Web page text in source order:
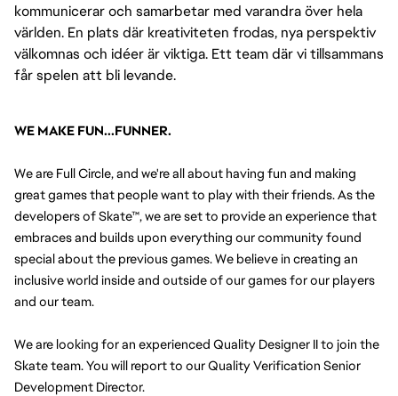
kommunicerar och samarbetar med varandra över hela
världen. En plats där kreativiteten frodas, nya perspektiv
välkomnas och idéer är viktiga. Ett team där vi tillsammans
får spelen att bli levande.
WE MAKE FUN...FUNNER.
We are Full Circle, and we're all about having fun and making
great games that people want to play with their friends. As the
developers of Skate™, we are set to provide an experience that
embraces and builds upon everything our community found
special about the previous games. We believe in creating an
inclusive world inside and outside of our games for our players
and our team.
We are looking for an experienced Quality Designer II to join the
Skate team. You will report to our Quality Verification Senior
Development Director.